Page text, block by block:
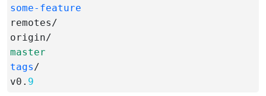
some-feature
remotes/
master
tags/
v0. 9